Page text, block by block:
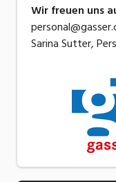
Wir freuen uns
Sarina Sutter,